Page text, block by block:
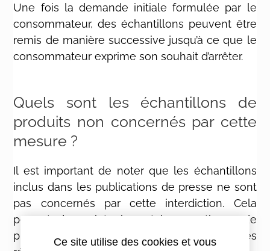
Une fois la demande initiale formulée par le
consommateur, des échantillons peuvent être
remis de manière successive jusqu’à ce que le
consommateur exprime son souhait d’arrêter.
Quels sont les échantillons de
produits non concernés par cette
mesure ?
Il est important de noter que les échantillons
inclus dans les publications de presse ne sont
pas concernés par cette interdiction. Cela
permet de maintenir certaines pratiques de
promotion tout en respectant les nouvelles
Ce site utilise des cookies et vous